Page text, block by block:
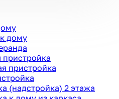
дому
пристройка
пристройка
(надстройка) 2 этажа